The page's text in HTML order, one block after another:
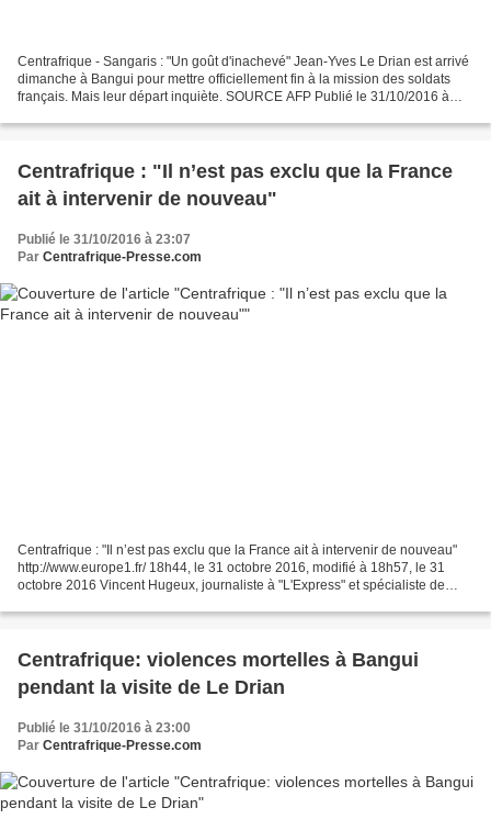
Centrafrique - Sangaris : "Un goût d'inachevé" Jean-Yves Le Drian est arrivé
dimanche à Bangui pour mettre officiellement fin à la mission des soldats
français. Mais leur départ inquiète. SOURCE AFP Publié le 31/10/2016 à
Centrafrique : "Il n’est pas exclu que la France
ait à intervenir de nouveau"
Publié le 31/10/2016 à 23:07
Par Centrafrique-Presse.com
Centrafrique : "Il n’est pas exclu que la France ait à intervenir de nouveau"
http://www.europe1.fr/ 18h44, le 31 octobre 2016, modifié à 18h57, le 31
octobre 2016 Vincent Hugeux, journaliste à "L'Express" et spécialiste de
Centrafrique: violences mortelles à Bangui
pendant la visite de Le Drian
Publié le 31/10/2016 à 23:00
Par Centrafrique-Presse.com